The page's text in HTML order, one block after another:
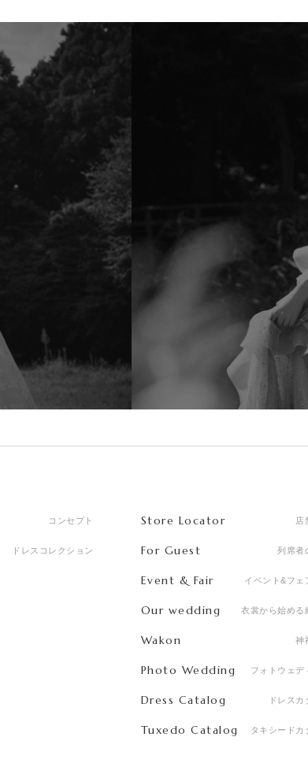
コンセプト
ドレスコレクション
Store Locator 店
For Guest 列席者
Event & Fair イベント&フェ
Our wedding 衣裳から始める
Wakon 神
Photo Wedding フォトウェデ
Dress Catalog ドレスカ
Tuxedo Catalog タキシードカ